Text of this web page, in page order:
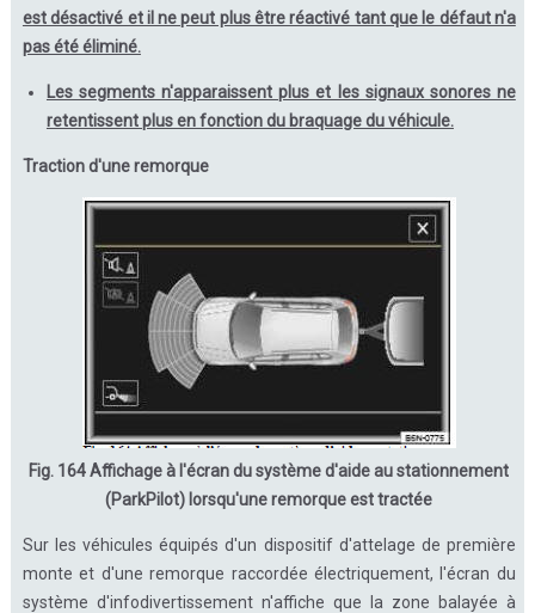
est désactivé et il ne peut plus être réactivé tant que le défaut n'a
pas été éliminé.
Les segments n'apparaissent plus et les signaux sonores ne
retentissent plus en fonction du braquage du véhicule.
Traction d'une remorque
Fig. 164 Affichage à l'écran du système d'aide au stationnement
(ParkPilot) lorsqu'une remorque est tractée
Sur les véhicules équipés d'un dispositif d'attelage de première
monte et d'une remorque raccordée électriquement, l'écran du
système d'infodivertissement n'affiche que la zone balayée à